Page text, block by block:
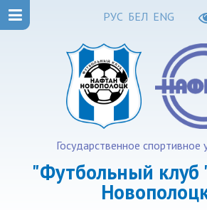
РУС БЕЛ ENG
Государственное спортивное
"Футбольный